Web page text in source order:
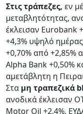
Στις τράπεζες, εν
μεταβλητότητας,
έκλεισαν Eurobank
+4,3% υψηλό
+0,70% από +2,85%
Alpha Bank +0,50%
αμετάβλητη η
Στα μη τραπεζικά
ανοδικά έκλεισαν
Motor Oil +2,4%,